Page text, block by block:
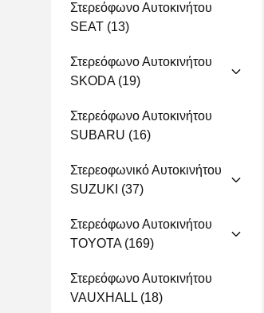
Στερεόφωνο Αυτοκινήτου
SEAT (13)
Στερεόφωνο Αυτοκινήτου
SKODA(19)
Στερεόφωνο Αυτοκινήτου
SUBARU (16)
Στερεοφωνικό Αυτοκινήτου
SUZUKI (37)
Στερεόφωνο Αυτοκινήτου
TOYOTA(169)
Στερεόφωνο Αυτοκινήτου
VAUXHALL (18)